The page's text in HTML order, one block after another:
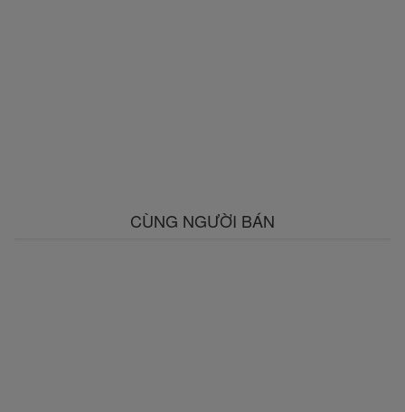
CÙNG NGƯỜI BÁN